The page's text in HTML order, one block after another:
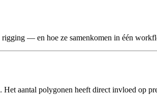
— en hoe ze samenkomen in één
aantal polygonen heeft direct invloed op